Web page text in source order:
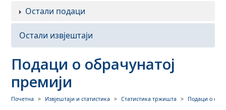
Остали подаци
Остали извјештаји
Подаци о обрачунатој
премији
Почетна Извјештаји и статистика Статистика тржишта Подаци о